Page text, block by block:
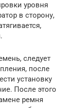
уровня
в сторону,
следует
после
установку
После этого
ремня